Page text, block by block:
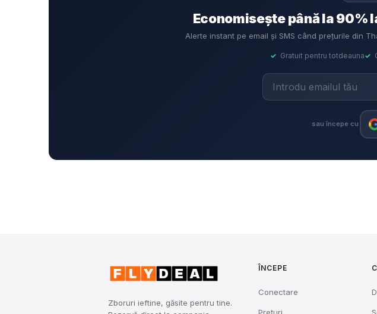
Economisește până la 90%
Alerte instant pe email și SMS când prețurile din
✓ Gratuit pentru totdeauna✓
sau începe cu
Zboruri ieftine, găsite pentru tine.
ÎNCEPE
Conectare